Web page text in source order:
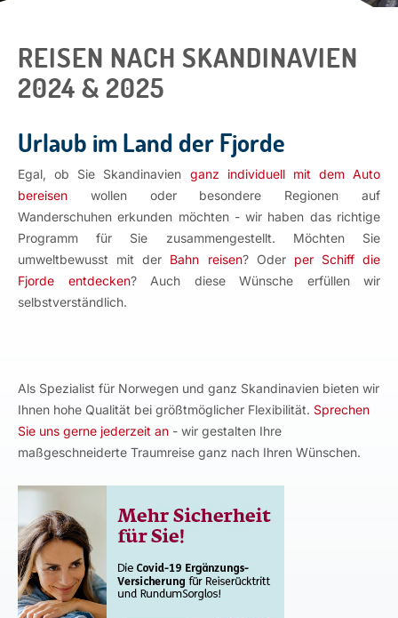
REISEN NACH SKANDINAVIEN
2024 & 2025
Urlaub im Land der Fjorde
Egal, ob Sie Skandinavien ganz individuell mit dem Auto
bereisen wollen oder besondere Regionen auf
Wanderschuhen erkunden möchten - wir haben das richtige
Programm für Sie zusammengestellt. Möchten Sie
umweltbewusst mit der Bahn reisen? Oder per Schiff die
Fjorde entdecken? Auch diese Wünsche erfüllen wir
selbstverständlich.
Als Spezialist für Norwegen und ganz Skandinavien bieten wir
Ihnen hohe Qualität bei größtmöglicher Flexibilität. Sprechen
Sie uns gerne jederzeit an - wir gestalten Ihre
maßgeschneiderte Traumreise ganz nach Ihren Wünschen.